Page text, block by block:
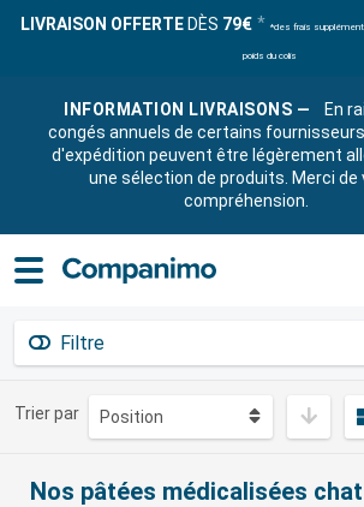
LIVRAISON OFFERTE DÈS 79€ *des frais
poids du colis
INFORMATION LIVRAISONS —
En
congés annuels de certains
d'expédition peuvent être légèrement
une sélection de produits. Merci de
compréhension.
Filtre
Trier par
Nos pâtées médicalisées